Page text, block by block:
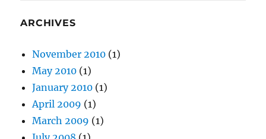
ARCHIVES
November 2010 (1)
May 2010 (1)
January 2010 (1)
April 2009 (1)
March 2009 (1)